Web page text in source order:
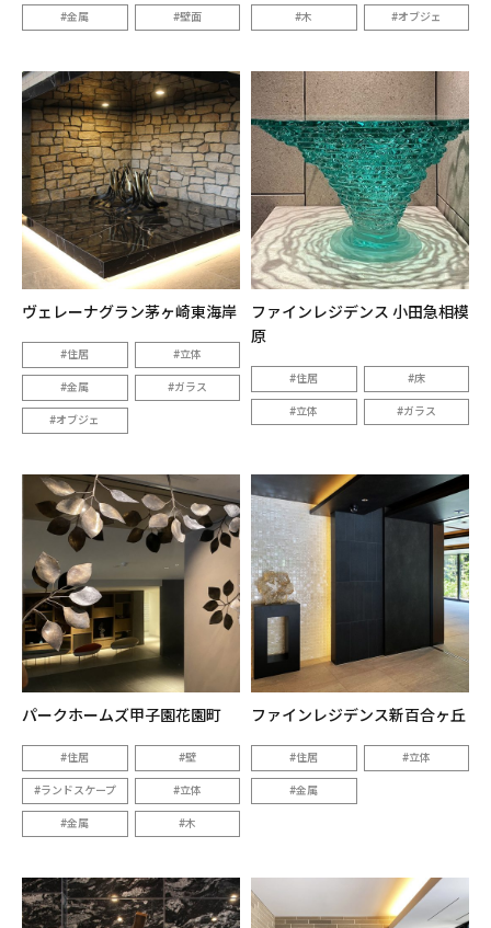
金属 壁面 木 オブジェ
ヴェレーナグラン茅ヶ崎東海岸
住居 立体
金属 ガラス
オブジェ
ファインレジデンス 小田急相模
原
住居 床
立体 ガラス
パークホームズ甲子園花園町
住居 壁
ランドスケープ 立体
金属 木
ファインレジデンス新百合ヶ丘
住居 立体
金属